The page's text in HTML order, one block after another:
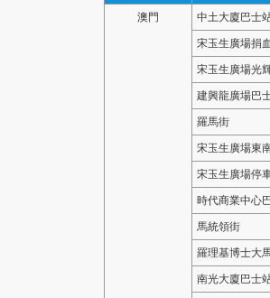
澳門 中土大廈巴士
宋玉生廣場捐
宋玉生廣場光
建興龍廣場巴
羅馬街
宋玉生廣場東
宋玉生廣場停
時代商業中心
馬統領街
羅理基博士大
南光大廈巴士